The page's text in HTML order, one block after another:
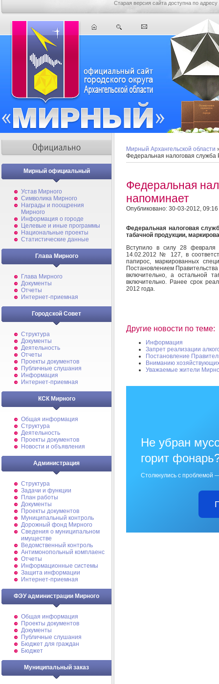
Старая версия сайта доступна по адресу
Мирный официальный
Устав Мирного
Символика Мирного
Награды и поощрения
Мирного
Информация о городе
Целевые и иные программы
Национальные проекты
Статистические данные
Глава Мирного
Глава Мирного
Документы
Отчеты
Интернет-приемная
Городской Совет
Структура
Документы
Деятельность
Отчеты
Проекты документов
Публичные слушания
Информация
Интернет-приемная
КСК Мирного
Общая информация
Структура
Деятельность
Проекты документов
Новости и объявления
Администрация
Структура
Задачи и функции
План работы
Документы
Проекты документов
Муниципальный контроль
Дорожный фонд Мирного
Cведения о муниципальном
имуществе
Ведомственный контроль
Антимонопольный комплаенс
Отчеты
Информационные системы
Защита информации
Интернет-приемная
ФЭУ администрации Мирного
Общая информация
Проекты документов
Документы
Публичные слушания
Бюджет для граждан
Бюджет
Муниципальный заказ
Мирный Архангельской области
Федеральная налоговая
Федеральная
напоминает
Опубликовано: 30-03-2012, 09:16
Федеральная налоговая
табачной продукции,
Вступило в силу 28 февраля
14.02.2012 № 127, в
папирос, маркированных
Постановлением
включительно, а остальной
включительно. Ранее срок
2012 года.
Другие новости по теме:
Информация
Запрет реализации
Постановление
Вниманию
Уважаемые жители
Не убран
горит
Столкнулись с проблемой